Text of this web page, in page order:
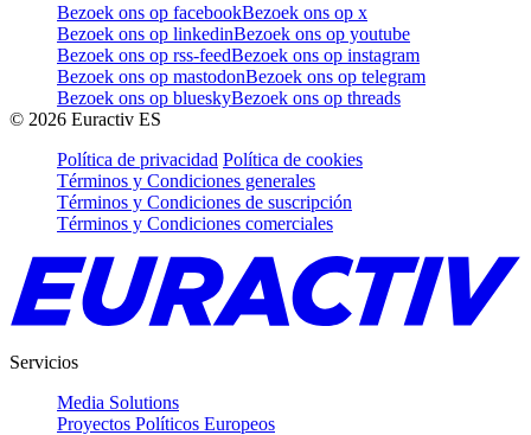
Bezoek ons op facebookBezoek ons op x
Bezoek ons op linkedinBezoek ons op youtube
Bezoek ons op rss-feedBezoek ons op instagram
Bezoek ons op mastodonBezoek ons op telegram
Bezoek ons op blueskyBezoek ons op threads
© 2026 Euractiv ES
Política de privacidad Política de cookies
Términos y Condiciones generales
Términos y Condiciones de suscripción
Términos y Condiciones comerciales
Servicios
Media Solutions
Proyectos Políticos Europeos